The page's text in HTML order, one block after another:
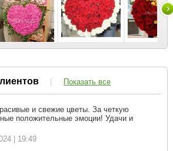
| Показать все
и свежие цветы. За четкую
положительные эмоции! Удачи и
| 19:49